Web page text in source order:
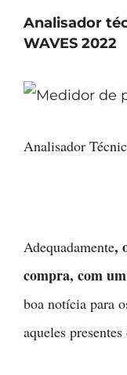
Analisador
WAVES 2022
Analisador
Adequadamente,
compra, com
boa notícia para
aqueles